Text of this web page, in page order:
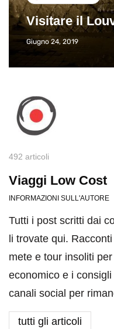
Visitare il
Giugno 24, 2019
492 articoli
Viaggi Low Cost
INFORMAZIONI SULL'AUTORE
Tutti i post scritti dai
li trovate qui.
mete e tour insoliti
economico e i
canali social per
tutti gli articoli